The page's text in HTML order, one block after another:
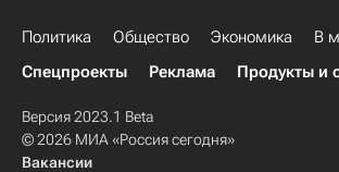
Политика Общество Экономика В
Спецпроекты
Реклама Продукты и
Версия 2023.1 Beta
© 2026 МИА «Россия сегодня»
Вакансии